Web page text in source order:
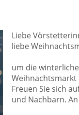
Liebe
liebe
um die
Weihnachtsmarkt
Freuen Sie sich
und Nachbarn.